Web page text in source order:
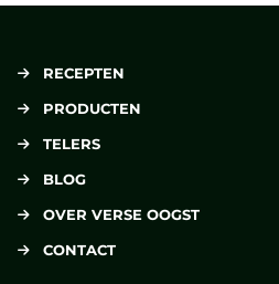
RECEPTEN
PRODUCTEN
TELERS
BLOG
OVER VERSE OOGST
CONTACT